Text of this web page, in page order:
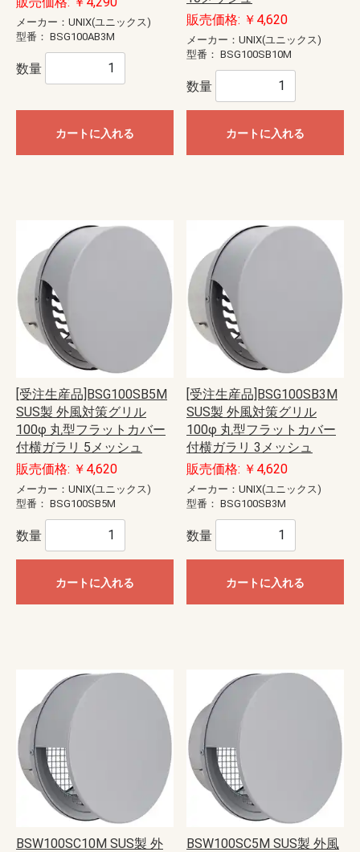
メーカー：UNIX(ユニックス)
型番： BSG100AB3M
数量
カートに入れる
販売価格: ￥4,620
メーカー：UNIX(ユニックス)
型番： BSG100SB10M
数量
カートに入れる
[受注生産品]BSG100SB5M
SUS製 外風対策グリル
100φ 丸型フラットカバー
付横ガラリ 5メッシュ
販売価格: ￥4,620
メーカー：UNIX(ユニックス)
型番： BSG100SB5M
数量
カートに入れる
[受注生産品]BSG100SB3M
SUS製 外風対策グリル
100φ 丸型フラットカバー
付横ガラリ 3メッシュ
販売価格: ￥4,620
メーカー：UNIX(ユニックス)
型番： BSG100SB3M
数量
カートに入れる
BSW100SC10M SUS製 外
BSW100SC5M SUS製 外風